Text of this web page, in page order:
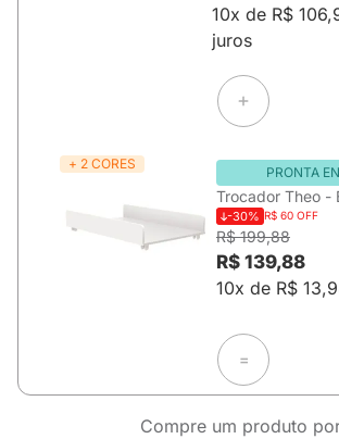
10x de R$
juros
+ 2 CORES
PRONTA
Trocador Theo -
-30% R$ 60 OFF
R$ 199,88
R$ 139,88
10x de R$
=
Compre um produto